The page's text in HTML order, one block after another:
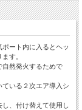
ート内に入るとヘッ
す。
自然発火するためで
いる２次エア導入シ
、付け替えて使用し